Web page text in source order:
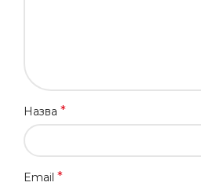
Назва *
Email *